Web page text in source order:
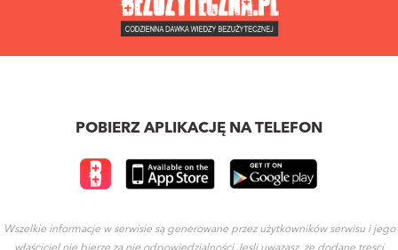
POBIERZ APLIKACJĘ NA TELEFON
Wszelkie informacje w serwisie są generowane przez użytkowników serwisu i jego